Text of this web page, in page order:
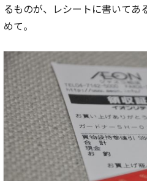
るものが、レシートに書いてあ
めて。